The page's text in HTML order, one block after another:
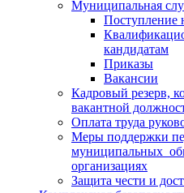
Муниципальная
Поступление
кандидатам
Приказы
Вакансии
Кадровый резерв,
вакантной
Оплата труда
Меры поддержки
муниципальных
организациях
Защита чести и